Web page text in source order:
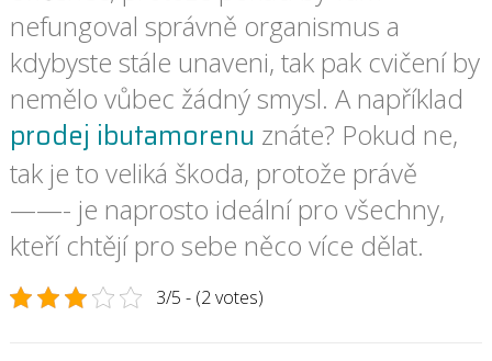
nefungoval správně organismus a
kdybyste stále unaveni, tak pak cvičení by
nemělo vůbec žádný smysl. A například
prodej ibutamorenu znáte? Pokud ne,
tak je to veliká škoda, protože právě
——- je naprosto ideální pro všechny,
kteří chtějí pro sebe něco více dělat.
3/5 - (2 votes)